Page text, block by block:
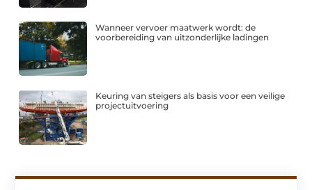
Wanneer vervoer maatwerk wordt: de
voorbereiding van uitzonderlijke ladingen
Keuring van steigers als basis voor een veilige
projectuitvoering